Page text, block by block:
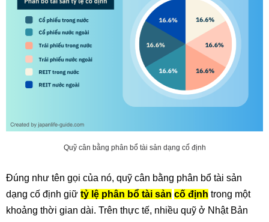
Quỹ cân bằng phân bổ tài sản dạng cố định
Đúng như tên gọi của nó, quỹ cân bằng phân bổ tài sản
dạng cố định giữ tỷ lệ phân bổ tài sản cố định trong một
khoảng thời gian dài. Trên thực tế, nhiều quỹ ở Nhật Bản